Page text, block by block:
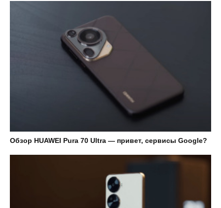
Обзор HUAWEI Pura 70 Ultra — привет, сервисы Google?